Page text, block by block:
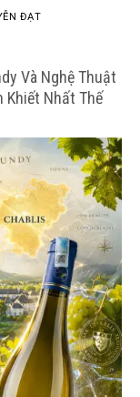
ĐẠT
Và Nghệ Thuật
Khiết Nhất Thế